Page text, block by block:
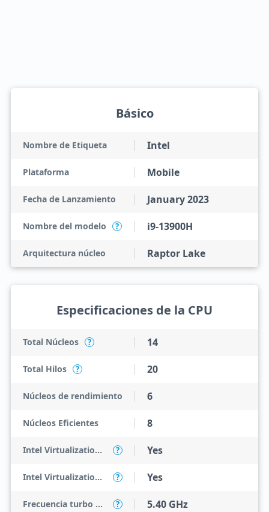
Básico
Nombre de Etiqueta Intel
Plataforma Mobile
Fecha de Lanzamiento January 2023
Nombre del modelo ? i9-13900H
Arquitectura núcleo Raptor Lake
Especificaciones de la CPU
Total Núcleos ? 14
Total Hilos ? 20
Núcleos de rendimiento 6
Núcleos Eficientes 8
Intel Virtualization Technology (VT-x) ? Yes
Intel Virtualization Technology for Directed I/O (VT-d) ? Yes
Frecuencia turbo máxima ? 5.40 GHz